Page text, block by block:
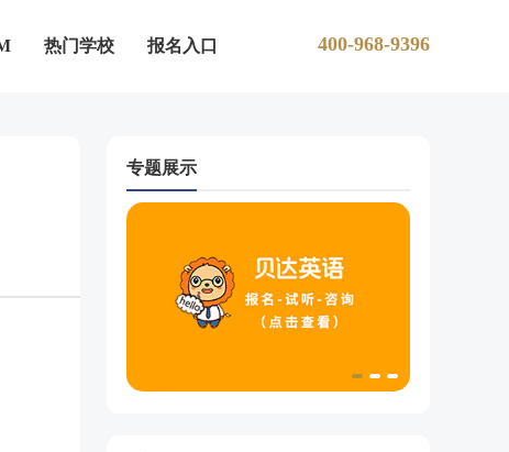
热门学校 报名入口 400-968-9396
专题展示